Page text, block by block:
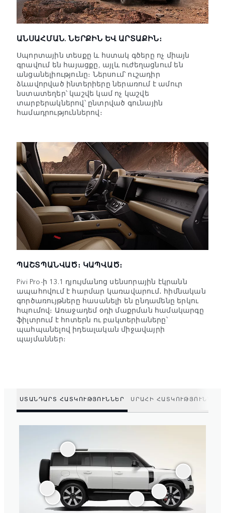
ԱՆՍԱՀՄԱՆ. ՆԵՐՔԻՆ ԵՎ ԱՐՏԱՔԻՆ։
Սպորտային տեսքը և հստակ գծերը ոչ միայն
գրավում են հայացքը, այլև ուժեղացնում են
անցանելիությունը։ Ներսում՝ ուշադիր
ձևավորված ինտերիերը ներառում է ամուր
նստատեղեր՝ կաշվե կամ ոչ կաշվե
տարբերակներով՝ ընտրված գունային
համադրություններով։
ՊԱՇՏՊԱՆՎԱԾ։ ԿԱՊՎԱԾ։
Pivi Pro-ի 13.1 դյույմանոց սենսորային էկրանն
ապահովում է հարմար կառավարում․ հիմնական
գործառույթները հասանելի են ընդամենը երկու
հպումով։ Առաջադեմ օդի մաքրման համակարգը
ֆիլտրում է հոտերն ու բակտերիաները՝
պահպանելով իդեալական միջավայրի
պայմաններ։
ՍՏԱՆԴԱՐՏ ՀԱՏԿՈՒԹՅՈՒՆՆԵՐ ՍՐԱՀԻ ՀԱՏԿՈՒԹՅՈՒՆՆԵՐ